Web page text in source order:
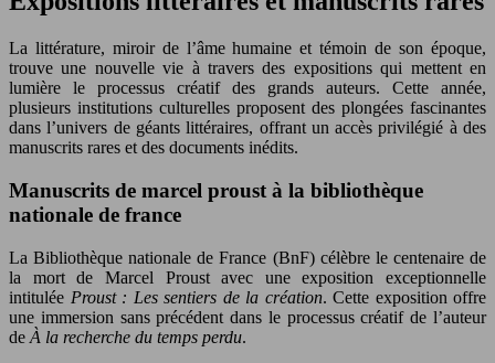
La littérature, miroir de l’âme humaine et témoin de son époque,
trouve une nouvelle vie à travers des expositions qui mettent en
lumière le processus créatif des grands auteurs. Cette année,
plusieurs institutions culturelles proposent des plongées fascinantes
dans l’univers de géants littéraires, offrant un accès privilégié à des
manuscrits rares et des documents inédits.
Manuscrits de marcel proust à la bibliothèque
nationale de france
La Bibliothèque nationale de France (BnF) célèbre le centenaire de
la mort de Marcel Proust avec une exposition exceptionnelle
intitulée Proust : Les sentiers de la création. Cette exposition offre
une immersion sans précédent dans le processus créatif de l’auteur
de À la recherche du temps perdu.